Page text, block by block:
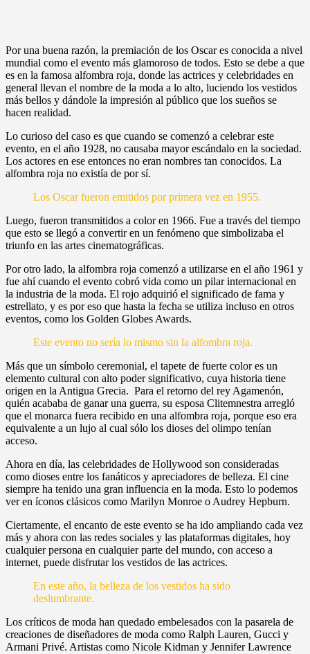
Por una buena razón, la premiación de los Oscar es conocida a nivel
mundial como el evento más glamoroso de todos. Esto se debe a que
es en la famosa alfombra roja, donde las actrices y celebridades en
general llevan el nombre de la moda a lo alto, luciendo los vestidos
más bellos y dándole la impresión al público que los sueños se
hacen realidad.
Lo curioso del caso es que cuando se comenzó a celebrar este
evento, en el año 1928, no causaba mayor escándalo en la sociedad.
Los actores en ese entonces no eran nombres tan conocidos. La
alfombra roja no existía de por sí.
Los Oscar fueron emitidos por primera vez en 1955.
Luego, fueron transmitidos a color en 1966. Fue a través del tiempo
que esto se llegó a convertir en un fenómeno que simbolizaba el
triunfo en las artes cinematográficas.
Por otro lado, la alfombra roja comenzó a utilizarse en el año 1961 y
fue ahí cuando el evento cobró vida como un pilar internacional en
la industria de la moda. El rojo adquirió el significado de fama y
estrellato, y es por eso que hasta la fecha se utiliza incluso en otros
eventos, como los Golden Globes Awards.
Este evento no sería lo mismo sin la alfombra roja.
Más que un símbolo ceremonial, el tapete de fuerte color es un
elemento cultural con alto poder significativo, cuya historia tiene
origen en la Antigua Grecia. Para el retorno del rey Agamenón,
quién acababa de ganar una guerra, su esposa Clitemnestra arregló
que el monarca fuera recibido en una alfombra roja, porque eso era
equivalente a un lujo al cual sólo los dioses del olimpo tenían
acceso.
Ahora en día, las celebridades de Hollywood son consideradas
como dioses entre los fanáticos y apreciadores de belleza. El cine
siempre ha tenido una gran influencia en la moda. Esto lo podemos
ver en íconos clásicos como Marilyn Monroe o Audrey Hepburn.
Ciertamente, el encanto de este evento se ha ido ampliando cada vez
más y ahora con las redes sociales y las plataformas digitales, hoy
cualquier persona en cualquier parte del mundo, con acceso a
internet, puede disfrutar los vestidos de las actrices.
En este año, la belleza de los vestidos ha sido
deslumbrante.
Los críticos de moda han quedado embelesados con la pasarela de
creaciones de diseñadores de moda como Ralph Lauren, Gucci y
Armani Privé. Artistas como Nicole Kidman y Jennifer Lawrence